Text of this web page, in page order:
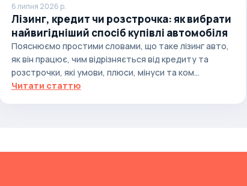
6 липня 2026 р.
Лізинг, кредит чи розстрочка: як вибрати
найвигідніший спосіб купівлі автомобіля
Пояснюємо простими словами, що таке лізинг авто,
як він працює, чим відрізняється від кредиту та
розстрочки, які умови, плюси, мінуси та ком...
Читати статтю